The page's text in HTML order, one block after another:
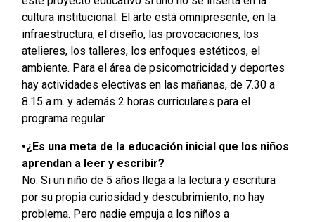
cultura institucional. El arte está omnipresente, en la
infraestructura, el diseño, las provocaciones, los
atelieres, los talleres, los enfoques estéticos, el
ambiente. Para el área de psicomotricidad y deportes
hay actividades electivas en las mañanas, de 7.30 a
8.15 a.m. y además 2 horas curriculares para el
programa regular.
•¿Es una meta de la educación inicial que los niños
aprendan a leer y escribir?
No. Si un niño de 5 años llega a la lectura y escritura
por su propia curiosidad y descubrimiento, no hay
problema. Pero nadie empuja a los niños a